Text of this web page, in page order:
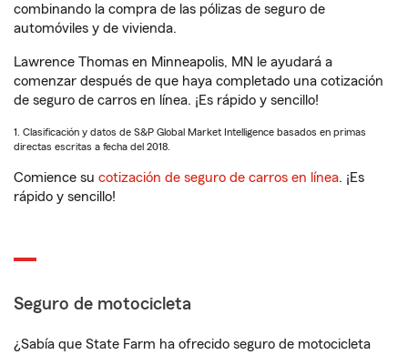
combinando la compra de las pólizas de seguro de
automóviles y de vivienda.
Lawrence Thomas en Minneapolis, MN le ayudará a
comenzar después de que haya completado una cotización
de seguro de carros en línea. ¡Es rápido y sencillo!
1. Clasificación y datos de S&P Global Market Intelligence basados en primas
directas escritas a fecha del 2018.
Comience su cotización de seguro de carros en línea. ¡Es
rápido y sencillo!
Seguro de motocicleta
¿Sabía que State Farm ha ofrecido seguro de motocicleta